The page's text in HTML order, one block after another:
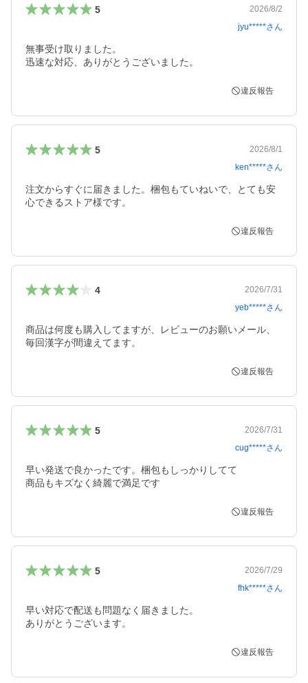
5
2026/8/2
jyu*****さん
無事受け取りました。
迅速な対応、ありがとうございました。
違反報告
5
2026/8/1
ken*****さん
注文からすぐに届きました。梱包もていねいで、とても安
心できるストア様です。
違反報告
4
2026/7/31
yeb*****さん
商品は何度も購入してますが、レビューのお願いメール、
毎回漢字が間違えてます。
違反報告
5
2026/7/31
cug*****さん
早い発送で良かったです。梱包もしっかりしてて
商品もキズなく綺麗で満足です
違反報告
5
2026/7/29
fhk*****さん
早い対応で配送も問題なく届きました。
ありがとうございます。
違反報告